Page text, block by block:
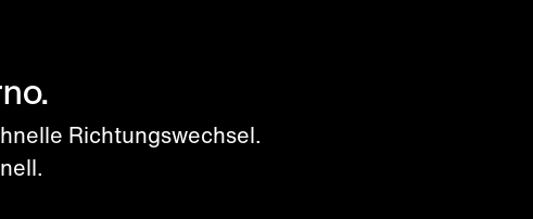
Richtungswechsel.